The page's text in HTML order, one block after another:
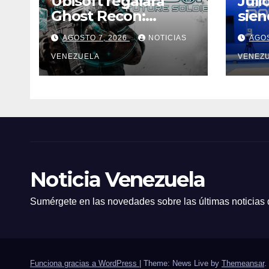
Ghost Recon:
Future Soldier hasta
la próxima semana
AGOSTO 7, 2026 NOTICIAS
VENEZUELA
Noticia Venezuela
Sumérgete en las novedades sobre las últimas noticias
Funciona gracias a WordPress Theme: News Live by Themeansar.